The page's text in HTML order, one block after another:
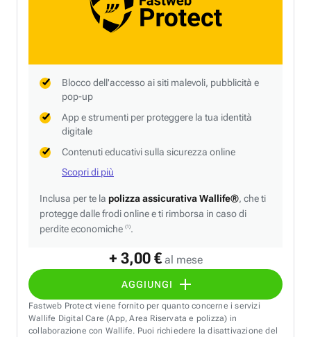
+ 3,00 € al mese
AGGIUNGI
Blocco dell'accesso ai siti malevoli, pubblicità e
pop-up
App e strumenti per proteggere la tua identità
digitale
Contenuti educativi sulla sicurezza online
Scopri di più
Inclusa per te la polizza assicurativa Wallife®, che ti
protegge dalle frodi online e ti rimborsa in caso di
perdite economiche (1).
Fastweb Protect viene fornito per quanto concerne i servizi
Wallife Digital Care (App, Area Riservata e polizza) in
collaborazione con Wallife. Puoi richiedere la disattivazione del